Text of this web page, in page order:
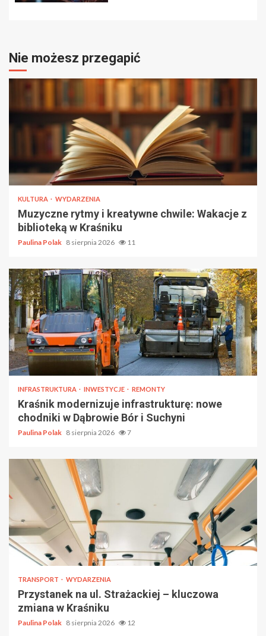
Nie możesz przegapić
KULTURA WYDARZENIA
Muzyczne rytmy i kreatywne chwile: Wakacje z
biblioteką w Kraśniku
Paulina Polak 8 sierpnia 2026 11
INFRASTRUKTURA INWESTYCJE REMONTY
Kraśnik modernizuje infrastrukturę: nowe
chodniki w Dąbrowie Bór i Suchyni
Paulina Polak 8 sierpnia 2026 7
TRANSPORT WYDARZENIA
Przystanek na ul. Strażackiej – kluczowa
zmiana w Kraśniku
Paulina Polak 8 sierpnia 2026 12